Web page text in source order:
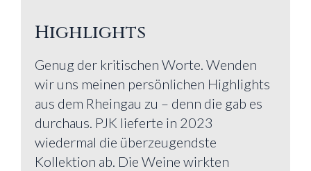
Highlights
Genug der kritischen Worte. Wenden
wir uns meinen persönlichen Highlights
aus dem Rheingau zu – denn die gab es
durchaus. PJK lieferte in 2023
wiedermal die überzeugendste
Kollektion ab. Die Weine wirkten